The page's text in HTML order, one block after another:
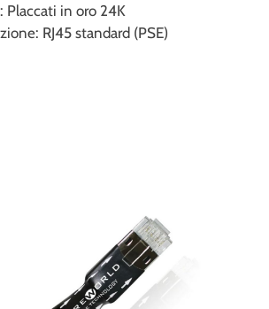
Placcati in oro 24K
RJ45 standard (PSE)